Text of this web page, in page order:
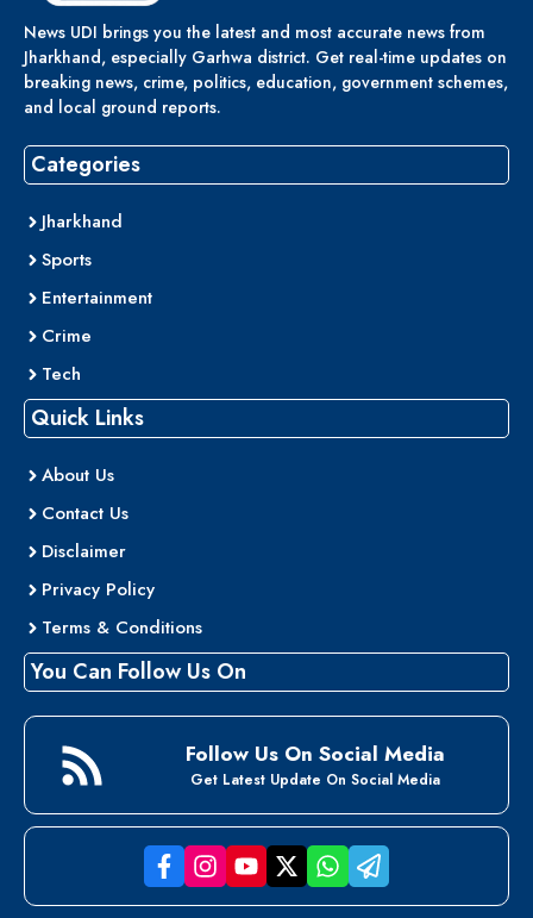
News UDI brings you the latest and most accurate news from
Jharkhand, especially Garhwa district. Get real-time updates on
breaking news, crime, politics, education, government schemes,
and local ground reports.
Categories
Jharkhand
Sports
Entertainment
Crime
Tech
Quick Links
About Us
Contact Us
Disclaimer
Privacy Policy
Terms & Conditions
You Can Follow Us On
Follow Us On Social Media
Get Latest Update On Social Media